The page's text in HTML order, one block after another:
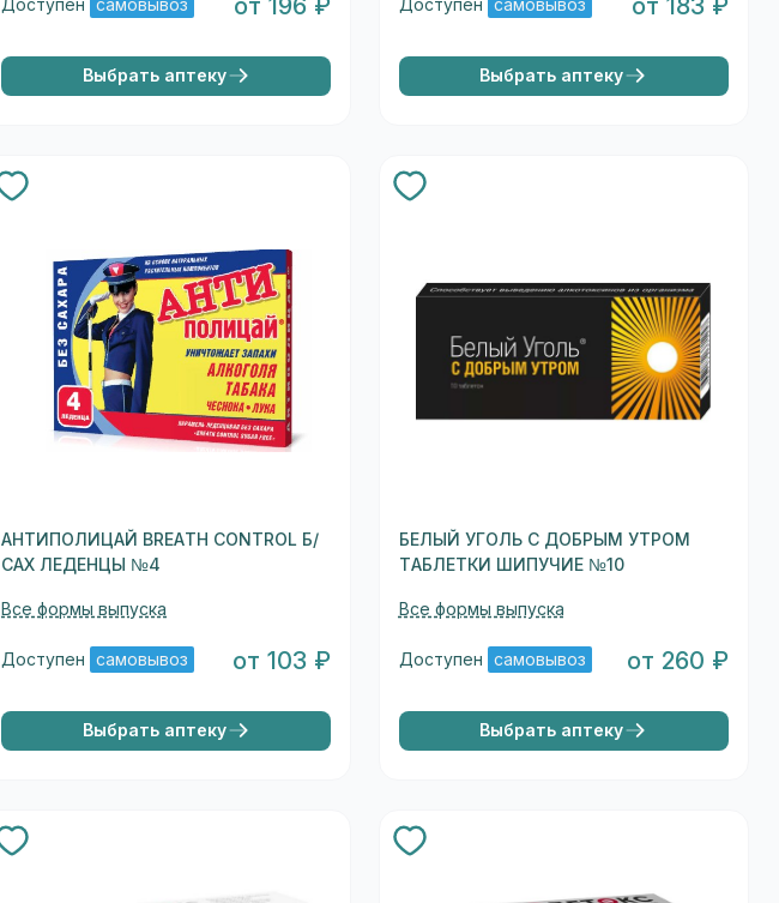
Доступен самовывоз от 196 ₽
Выбрать аптеку
Доступен самовывоз от 183 ₽
Выбрать аптеку
АНТИПОЛИЦАЙ BREATH CONTROL Б/
САХ ЛЕДЕНЦЫ №4
Все формы выпуска
Доступен самовывоз от 103 ₽
Выбрать аптеку
БЕЛЫЙ УГОЛЬ С ДОБРЫМ УТРОМ
ТАБЛЕТКИ ШИПУЧИЕ №10
Все формы выпуска
Доступен самовывоз от 260 ₽
Выбрать аптеку